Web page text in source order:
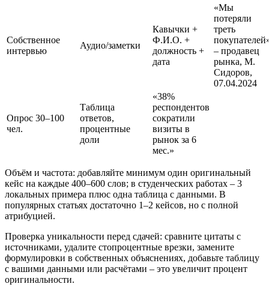
Собственное
интервью
Аудио/заметки
Кавычки +
Ф.И.О. +
должность +
дата
«Мы
потеряли
треть
– продавец
рынка, М.
Сидоров,
07.04.2024
Опрос 30–100
чел.
Таблица
ответов,
процентные
доли
«38%
респондентов
сократили
визиты в
рынок за 6
мес.»
Объём и частота: добавляйте минимум один оригинальный
кейс на каждые 400–600 слов; в студенческих работах – 3
локальных примера плюс одна таблица с данными. В
популярных статьях достаточно 1–2 кейсов, но с полной
атрибуцией.
Проверка уникальности перед сдачей: сравните цитаты с
источниками, удалите стопроцентные врезки, замените
формулировки в собственных объяснениях, добавьте таблицу
с вашими данными или расчётами – это увеличит процент
оригинальности.